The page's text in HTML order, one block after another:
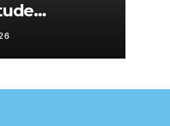
em
com
gratuitas